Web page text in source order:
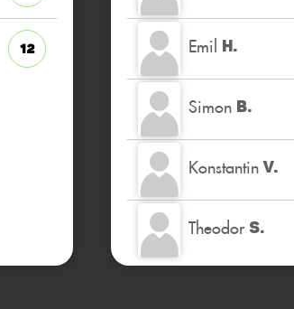
12 Emil H.
Simon B.
Konstantin V.
Theodor S.